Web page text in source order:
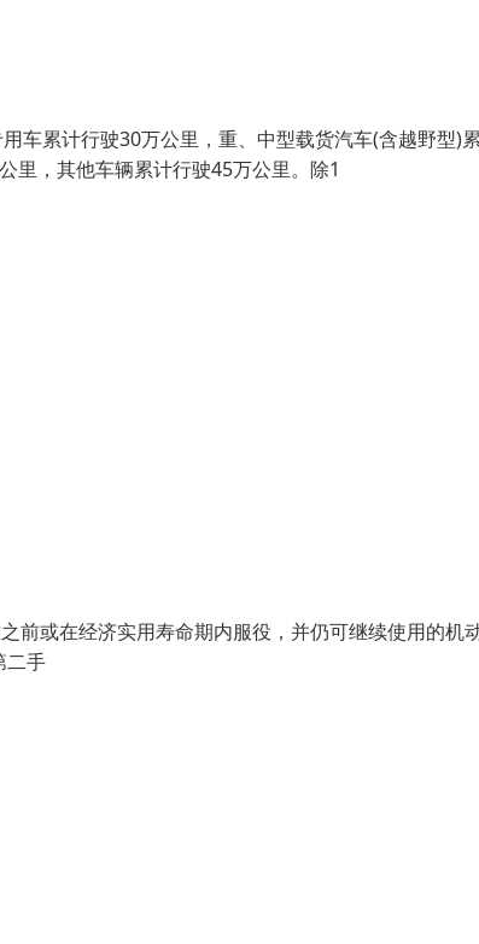
车累计行驶30万公里，重、中型载货汽车(含越野型)
里，其他车辆累计行驶45万公里。除1
或在经济实用寿命期内服役，并仍可继续使用的机
二手